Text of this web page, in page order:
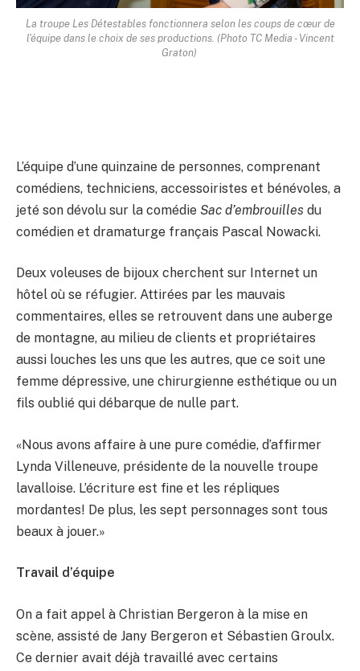
La troupe Les Détestables fonctionnera selon les coups de cœur de
l'équipe dans le choix de ses productions. (Photo TC Media - Vincent
Graton)
L’équipe d’une quinzaine de personnes, comprenant
comédiens, techniciens, accessoiristes et bénévoles, a
jeté son dévolu sur la comédie Sac d’embrouilles du
comédien et dramaturge français Pascal Nowacki.
Deux voleuses de bijoux cherchent sur Internet un
hôtel où se réfugier. Attirées par les mauvais
commentaires, elles se retrouvent dans une auberge
de montagne, au milieu de clients et propriétaires
aussi louches les uns que les autres, que ce soit une
femme dépressive, une chirurgienne esthétique ou un
fils oublié qui débarque de nulle part.
«Nous avons affaire à une pure comédie, d’affirmer
Lynda Villeneuve, présidente de la nouvelle troupe
lavalloise. L’écriture est fine et les répliques
mordantes! De plus, les sept personnages sont tous
beaux à jouer.»
Travail d’équipe
On a fait appel à Christian Bergeron à la mise en
scène, assisté de Jany Bergeron et Sébastien Groulx.
Ce dernier avait déjà travaillé avec certains